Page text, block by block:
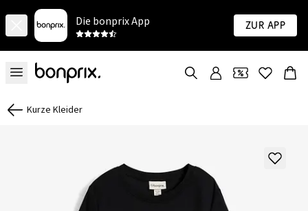
Die bonprix App Zur App
Kurze Kleider